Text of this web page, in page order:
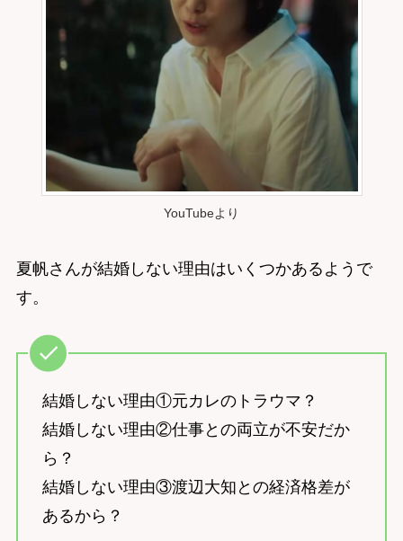
YouTubeより
夏帆さんが結婚しない理由はいくつかあるようで
す。
結婚しない理由①元カレのトラウマ？
結婚しない理由②仕事との両立が不安だか
ら？
結婚しない理由③渡辺大知との経済格差が
あるから？